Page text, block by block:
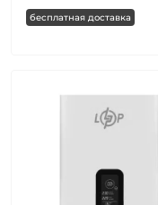
бесплатная доставка